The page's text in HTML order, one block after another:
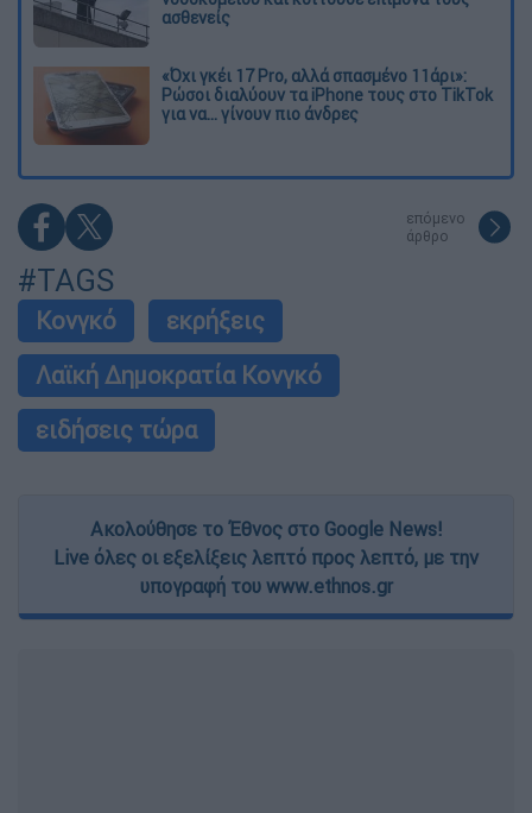
ασθενείς
«Όχι γκέι 17 Pro, αλλά σπασμένο 11άρι»:
Ρώσοι διαλύουν τα iPhone τους στο TikTok
για να... γίνουν πιο άνδρες
επόμενο
άρθρο
#TAGS
Κονγκό
εκρήξεις
Λαϊκή Δημοκρατία Κονγκό
ειδήσεις τώρα
Ακολούθησε το Έθνος στο Google News!
Live όλες οι εξελίξεις λεπτό προς λεπτό, με την
υπογραφή του www.ethnos.gr